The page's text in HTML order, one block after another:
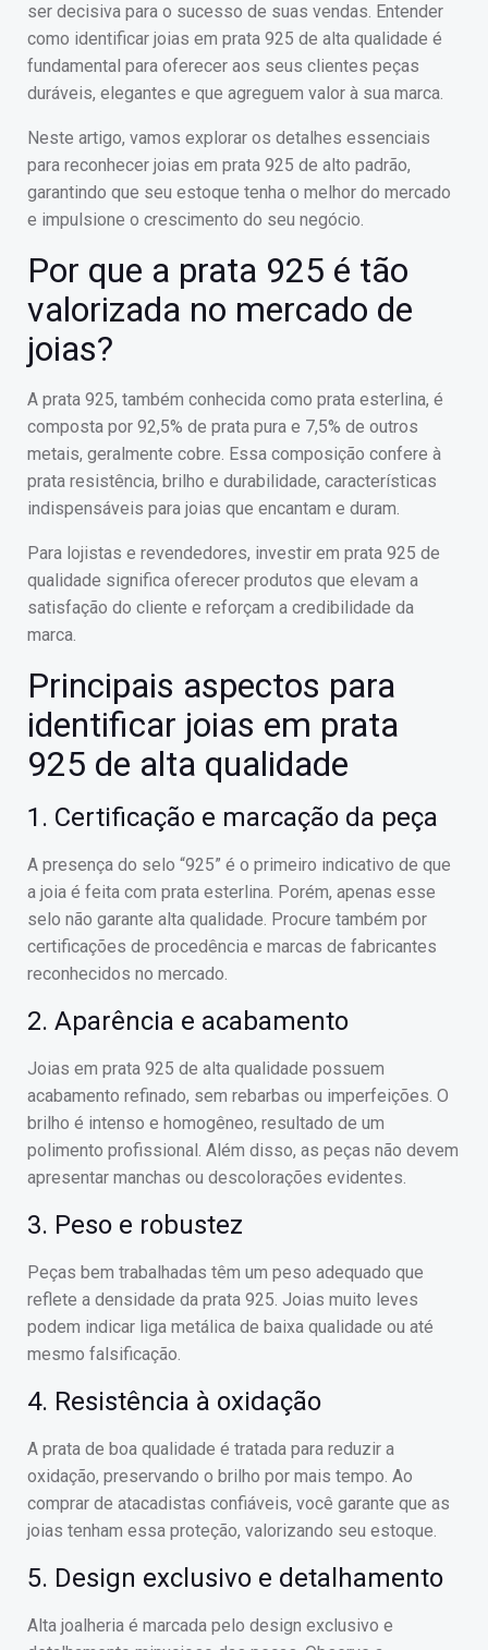
ser decisiva para o sucesso de suas vendas. Entender
como identificar joias em prata 925 de alta qualidade é
fundamental para oferecer aos seus clientes peças
duráveis, elegantes e que agreguem valor à sua marca.
Neste artigo, vamos explorar os detalhes essenciais
para reconhecer joias em prata 925 de alto padrão,
garantindo que seu estoque tenha o melhor do mercado
e impulsione o crescimento do seu negócio.
Por que a prata 925 é tão
valorizada no mercado de
joias?
A prata 925, também conhecida como prata esterlina, é
composta por 92,5% de prata pura e 7,5% de outros
metais, geralmente cobre. Essa composição confere à
prata resistência, brilho e durabilidade, características
indispensáveis para joias que encantam e duram.
Para lojistas e revendedores, investir em prata 925 de
qualidade significa oferecer produtos que elevam a
satisfação do cliente e reforçam a credibilidade da
marca.
Principais aspectos para
identificar joias em prata
925 de alta qualidade
1. Certificação e marcação da peça
A presença do selo “925” é o primeiro indicativo de que
a joia é feita com prata esterlina. Porém, apenas esse
selo não garante alta qualidade. Procure também por
certificações de procedência e marcas de fabricantes
reconhecidos no mercado.
2. Aparência e acabamento
Joias em prata 925 de alta qualidade possuem
acabamento refinado, sem rebarbas ou imperfeições. O
brilho é intenso e homogêneo, resultado de um
polimento profissional. Além disso, as peças não devem
apresentar manchas ou descolorações evidentes.
3. Peso e robustez
Peças bem trabalhadas têm um peso adequado que
reflete a densidade da prata 925. Joias muito leves
podem indicar liga metálica de baixa qualidade ou até
mesmo falsificação.
4. Resistência à oxidação
A prata de boa qualidade é tratada para reduzir a
oxidação, preservando o brilho por mais tempo. Ao
comprar de atacadistas confiáveis, você garante que as
joias tenham essa proteção, valorizando seu estoque.
5. Design exclusivo e detalhamento
Alta joalheria é marcada pelo design exclusivo e